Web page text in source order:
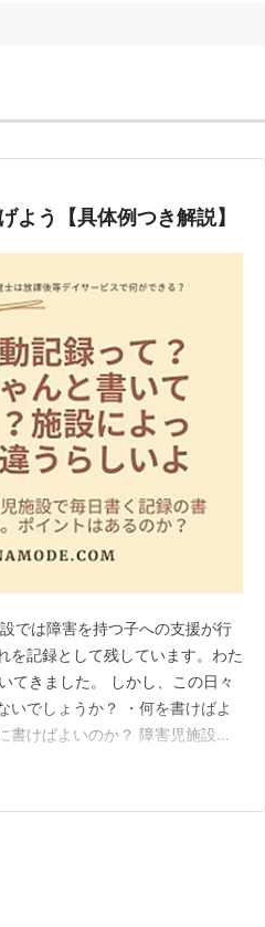
よう【具体例つき解説】
では障害を持つ子への支援が行
を記録として残しています。わた
てきました。 しかし、この日々
いでしょうか？ ・何を書けばよ
書けばよいのか？ 障害児施設で
ます。 毎日の記録ってどうや
い…